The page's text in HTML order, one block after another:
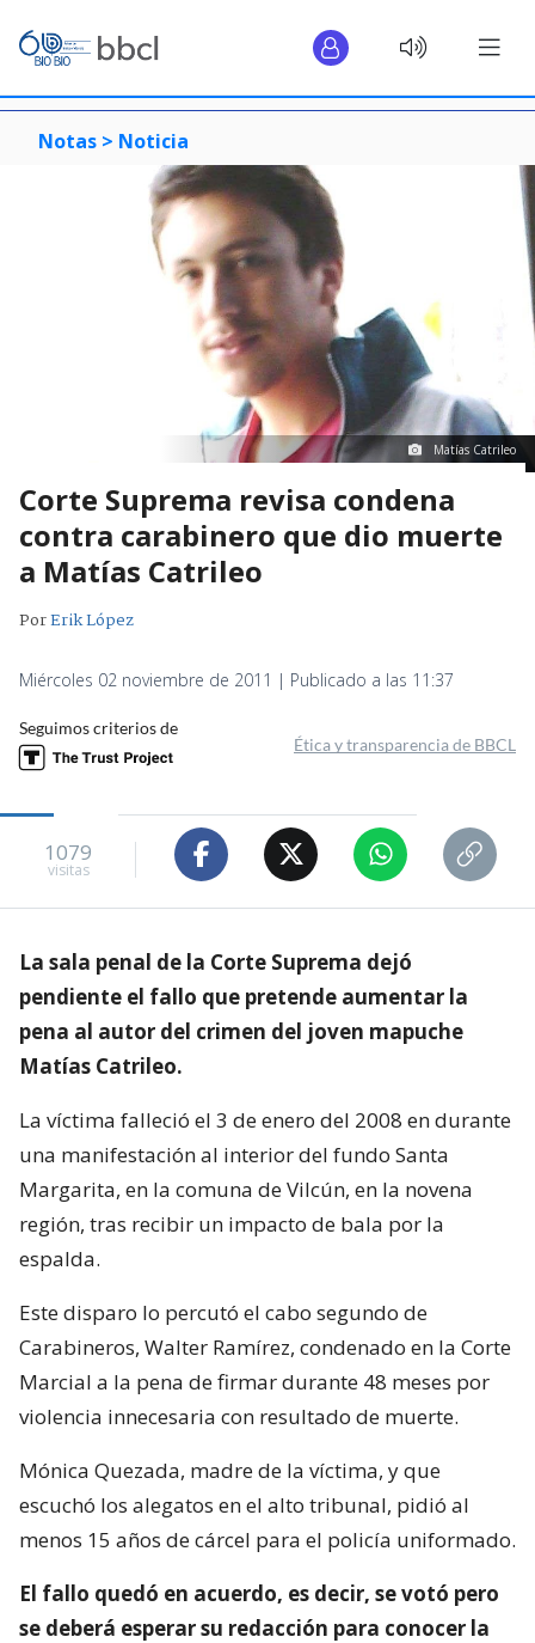
Notas > Noticia
Matías Catrileo
Corte Suprema revisa condena
contra carabinero que dio muerte
a Matías Catrileo
PorErik López
Miércoles 02 noviembre de 2011 | Publicado a las 11:37
Seguimos criterios de
Ética y transparencia de BBCL
1079
visitas
La sala penal de la Corte Suprema dejó
pendiente el fallo que pretende aumentar la
pena al autor del crimen del joven mapuche
Matías Catrileo.
La víctima falleció el 3 de enero del 2008 en durante
una manifestación al interior del fundo Santa
Margarita, en la comuna de Vilcún, en la novena
región, tras recibir un impacto de bala por la
espalda.
Este disparo lo percutó el cabo segundo de
Carabineros, Walter Ramírez, condenado en la Corte
Marcial a la pena de firmar durante 48 meses por
violencia innecesaria con resultado de muerte.
Mónica Quezada, madre de la víctima, y que
escuchó los alegatos en el alto tribunal, pidió al
menos 15 años de cárcel para el policía uniformado.
El fallo quedó en acuerdo, es decir, se votó pero
se deberá esperar su redacción para conocer la